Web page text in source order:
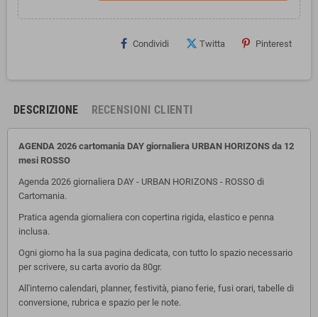
Condividi Twitta Pinterest
DESCRIZIONE RECENSIONI CLIENTI
AGENDA 2026 cartomania DAY giornaliera URBAN HORIZONS da 12
mesi ROSSO
Agenda 2026 giornaliera DAY - URBAN HORIZONS - ROSSO di
Cartomania.
Pratica agenda giornaliera con copertina rigida, elastico e penna
inclusa.
Ogni giorno ha la sua pagina dedicata, con tutto lo spazio necessario
per scrivere, su carta avorio da 80gr.
All'interno calendari, planner, festività, piano ferie, fusi orari, tabelle di
conversione, rubrica e spazio per le note.